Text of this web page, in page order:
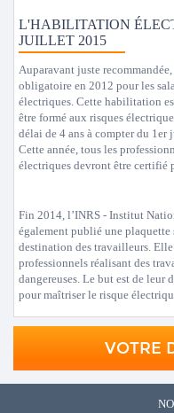
L'HABILITATION
JUILLET 2015
Auparavant juste
obligatoire en 2012 pour les
électriques. Cette habilitation
être formé aux risques
délai de 4 ans à compter du
Cette année, tous les
électriques devront être certifié
Fin 2014, l’INRS - Institut
également publié une
destination des travailleurs.
professionnels réalisant des
dangereuses. Le but est de leur
pour maîtriser le risque
VOTRE